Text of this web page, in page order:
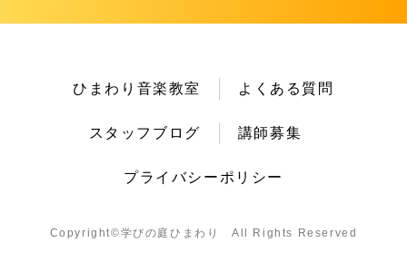
ひまわり音楽教室 よくある質問
スタッフブログ 講師募集
プライバシーポリシー
Copyright©︎学びの庭ひまわり All Rights Reserved